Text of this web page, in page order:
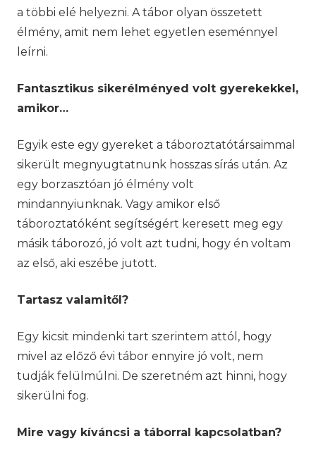
a többi elé helyezni. A tábor olyan összetett
élmény, amit nem lehet egyetlen eseménnyel
leírni.
Fantasztikus sikerélményed volt gyerekekkel,
amikor…
Egyik este egy gyereket a táboroztatótársaimmal
sikerült megnyugtatnunk hosszas sírás után. Az
egy borzasztóan jó élmény volt
mindannyiunknak. Vagy amikor első
táboroztatóként segítségért keresett meg egy
másik táborozó, jó volt azt tudni, hogy én voltam
az első, aki eszébe jutott.
Tartasz valamitől?
Egy kicsit mindenki tart szerintem attól, hogy
mivel az előző évi tábor ennyire jó volt, nem
tudják felülmúlni. De szeretném azt hinni, hogy
sikerülni fog.
Mire vagy kíváncsi a táborral kapcsolatban?